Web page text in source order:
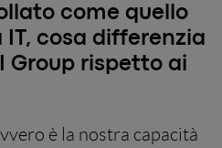
come quello
IT, cosa differenzia
Group rispetto ai
è la nostra capacità